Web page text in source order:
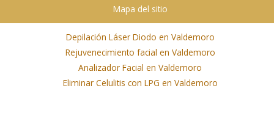
Mapa del sitio
Depilación Láser Diodo en Valdemoro
Rejuvenecimiento facial en Valdemoro
Analizador Facial en Valdemoro
Eliminar Celulitis con LPG en Valdemoro